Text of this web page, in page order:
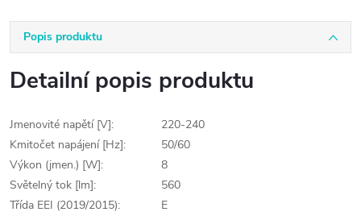
Popis produktu
Detailní popis produktu
Jmenovité napětí [V]:
220-240
Kmitočet napájení [Hz]:
50/60
Výkon (jmen.) [W]:
8
Světelný tok [lm]:
560
Třída EEI (2019/2015):
E